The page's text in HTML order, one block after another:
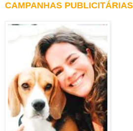
CAMPANHAS PUBLICITÁRIAS